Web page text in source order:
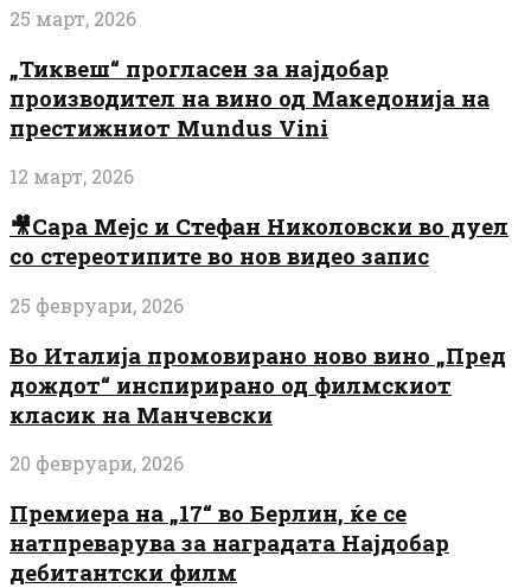
25 март, 2026
„Тиквеш“ прогласен за најдобар
производител на вино од Македонија на
престижниот Mundus Vini
12 март, 2026
🎥Сара Мејс и Стефан Николовски во дуел
со стереотипите во нов видео запис
25 февруари, 2026
Во Италија промовирано ново вино „Пред
дождот“ инспирирано од филмскиот
класик на Манчевски
20 февруари, 2026
Премиера на „17“ во Берлин, ќе се
натпреварува за наградата Најдобар
дебитантски филм